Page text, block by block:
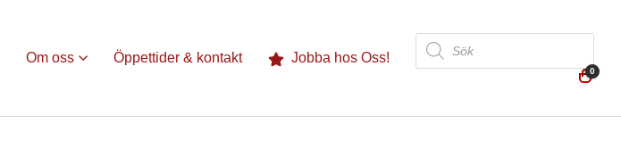
Om oss Öppettider & kontakt Jobba hos Oss!
Produktsökning
0